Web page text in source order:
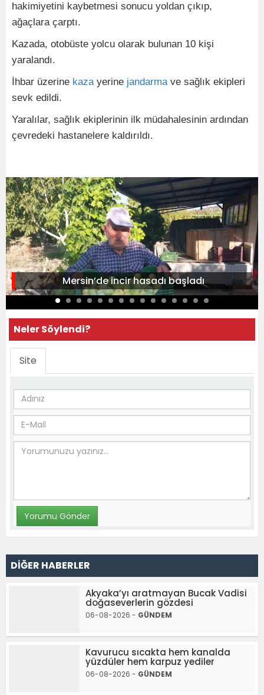
hakimiyetini kaybetmesi sonucu yoldan çıkıp,
ağaçlara çarptı.
Kazada, otobüste yolcu olarak bulunan 10 kişi
yaralandı.
İhbar üzerine kaza yerine jandarma ve sağlık ekipleri
sevk edildi.
Yaralılar, sağlık ekiplerinin ilk müdahalesinin ardından
çevredeki hastanelere kaldırıldı.
Mersin’de incir hasadı başladı
Neler Söylendi?
Site
DİĞER HABERLER
Akyaka’yı aratmayan Bucak Vadisi
doğaseverlerin gözdesi
06-08-2026 - GÜNDEM
Kavurucu sıcakta hem kanalda
yüzdüler hem karpuz yediler
06-08-2026 - GÜNDEM